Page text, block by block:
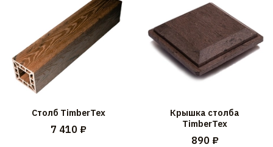
Столб TimberTex
7 410 ₽
Крышка столба
TimberTex
890 ₽